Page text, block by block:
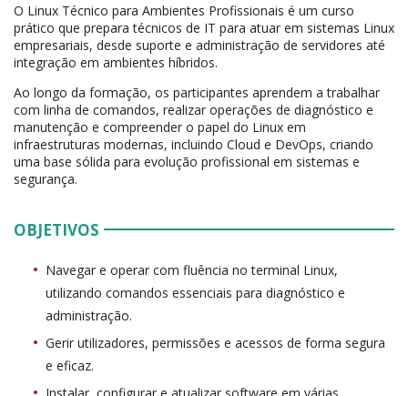
O Linux Técnico para Ambientes Profissionais é um curso
prático que prepara técnicos de IT para atuar em sistemas Linux
empresariais, desde suporte e administração de servidores até
integração em ambientes híbridos.
Ao longo da formação, os participantes aprendem a trabalhar
com linha de comandos, realizar operações de diagnóstico e
manutenção e compreender o papel do Linux em
infraestruturas modernas, incluindo Cloud e DevOps, criando
uma base sólida para evolução profissional em sistemas e
segurança.
OBJETIVOS
Navegar e operar com fluência no terminal Linux,
utilizando comandos essenciais para diagnóstico e
administração.
Gerir utilizadores, permissões e acessos de forma segura
e eficaz.